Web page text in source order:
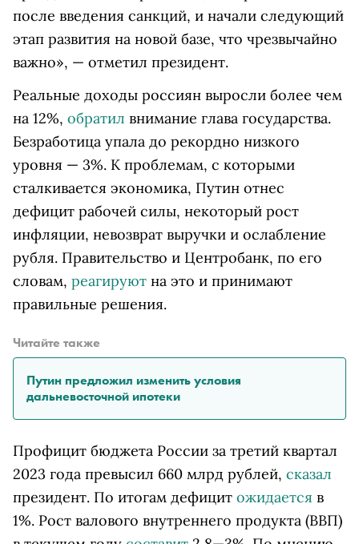
после введения санкций, и начали следующий
этап развития на новой базе, что чрезвычайно
важно», — отметил президент.
Реальные доходы россиян выросли более чем
на 12%, обратил внимание глава государства.
Безработица упала до рекордно низкого
уровня — 3%. К проблемам, с которыми
сталкивается экономика, Путин отнес
дефицит рабочей силы, некоторый рост
инфляции, невозврат выручки и ослабление
рубля. Правительство и Центробанк, по его
словам, реагируют на это и принимают
правильные решения.
Читайте также
Путин предложил изменить условия
дальневосточной ипотеки
Профицит бюджета России за третий квартал
2023 года превысил 660 млрд рублей, сказал
президент. По итогам дефицит ожидается в
1%. Рост валового внутреннего продукта (ВВП)